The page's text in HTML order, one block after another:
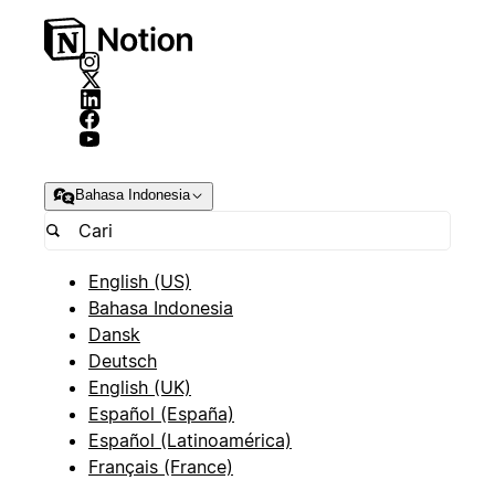
Bahasa Indonesia
English (US)
Bahasa Indonesia
Dansk
Deutsch
English (UK)
Español (España)
Español (Latinoamérica)
Français (France)